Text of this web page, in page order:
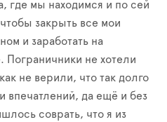
где мы находимся и по сей
закрыть все мои
и заработать на
Пограничники не хотели
не верили, что так долго
впечатлений, да ещё и без
соврать, что я из